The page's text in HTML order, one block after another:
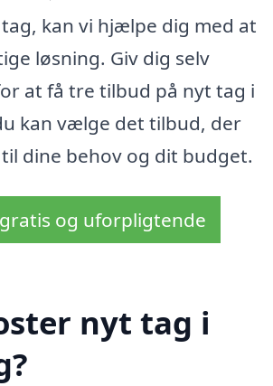
kan vi hjælpe dig med at
løsning. Giv dig selv
at få tre tilbud på nyt tag i
kan vælge det tilbud, der
dine behov og dit budget.
og uforpligtende
nyt tag i